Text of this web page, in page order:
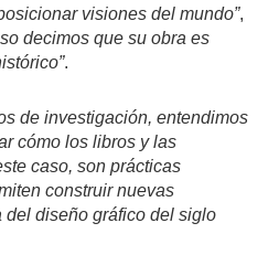
visiones del mundo”,
decimos que su obra es
.
de investigación, entendimos
cómo los libros y las
caso, son prácticas
construir nuevas
del diseño gráfico del siglo